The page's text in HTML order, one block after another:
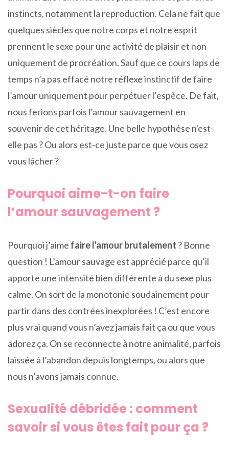
instincts, notamment la reproduction. Cela ne fait que
quelques siècles que notre corps et notre esprit
prennent le sexe pour une activité de plaisir et non
uniquement de procréation. Sauf que ce cours laps de
temps n’a pas effacé notre réflexe instinctif de faire
l’amour uniquement pour perpétuer l’espèce. De fait,
nous ferions parfois l’amour sauvagement en
souvenir de cet héritage. Une belle hypothèse n'est-
elle pas ? Ou alors est-ce juste parce que vous osez
vous lâcher ?
Pourquoi aime-t-on faire
l’amour sauvagement ?
Pourquoi j’aime faire l'amour brutalement ? Bonne
question ! L’amour sauvage est apprécié parce qu’il
apporte une intensité bien différente à du sexe plus
calme. On sort de la monotonie soudainement pour
partir dans des contrées inexplorées ! C’est encore
plus vrai quand vous n’avez jamais fait ça ou que vous
adorez ça. On se reconnecte à notre animalité, parfois
laissée à l’abandon depuis longtemps, ou alors que
nous n’avons jamais connue.
Sexualité débridée : comment
savoir si vous êtes fait pour ça ?